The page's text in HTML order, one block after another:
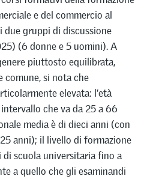
e del commercio al
gruppi di discussione
(6 donne e 5 uomini). A
piuttosto equilibrata,
si nota che
elevata: l’età
che va da 25 a 66
media è di dieci anni (con
anni); il livello di formazione
scuola universitaria fino a
a quello che gli esaminandi